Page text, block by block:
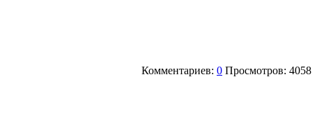
Комментариев: 0 Просмотров: 4058